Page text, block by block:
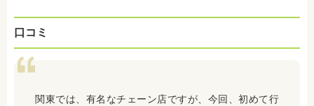
口コミ
関東では、有名なチェーン店ですが、今回、初めて行